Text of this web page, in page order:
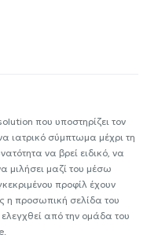
που υποστηρίζει τον
ιατρικό σύμπτωμα μέχρι τη
να βρεί ειδικό, να
μιλήσει μαζί του μέσω
προφίλ έχουν
η προσωπική σελίδα του
από την ομάδα του